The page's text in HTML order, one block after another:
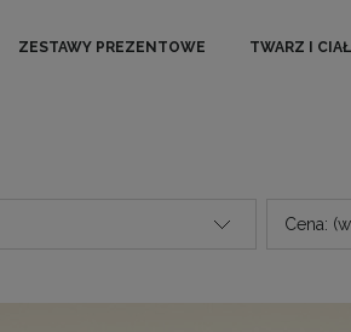
ZESTAWY PREZENTOWE TWARZ I
Cena: